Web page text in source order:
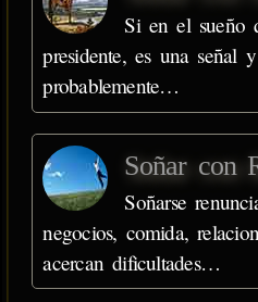
Si en el sueño
presidente, es una señal
probablemente…
Soñar con
Soñarse
negocios, comida,
acercan dificultades…